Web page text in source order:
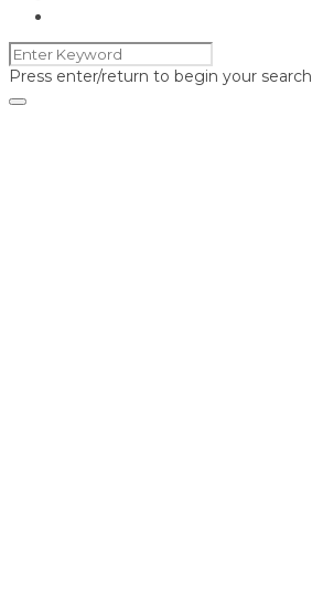
Press enter/return to begin your search